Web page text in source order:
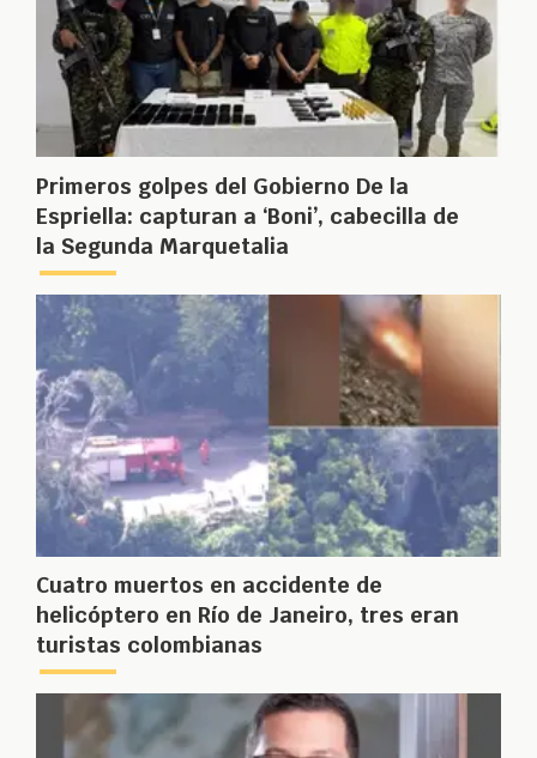
Primeros golpes del Gobierno De la
Espriella: capturan a ‘Boni’, cabecilla de
la Segunda Marquetalia
Cuatro muertos en accidente de
helicóptero en Río de Janeiro, tres eran
turistas colombianas